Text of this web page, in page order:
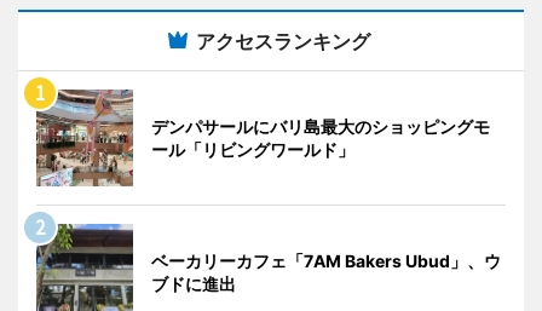
アクセスランキング
デンパサールにバリ島最大のショッピングモ
ール「リビングワールド」
ベーカリーカフェ「7AM Bakers Ubud」、ウ
ブドに進出